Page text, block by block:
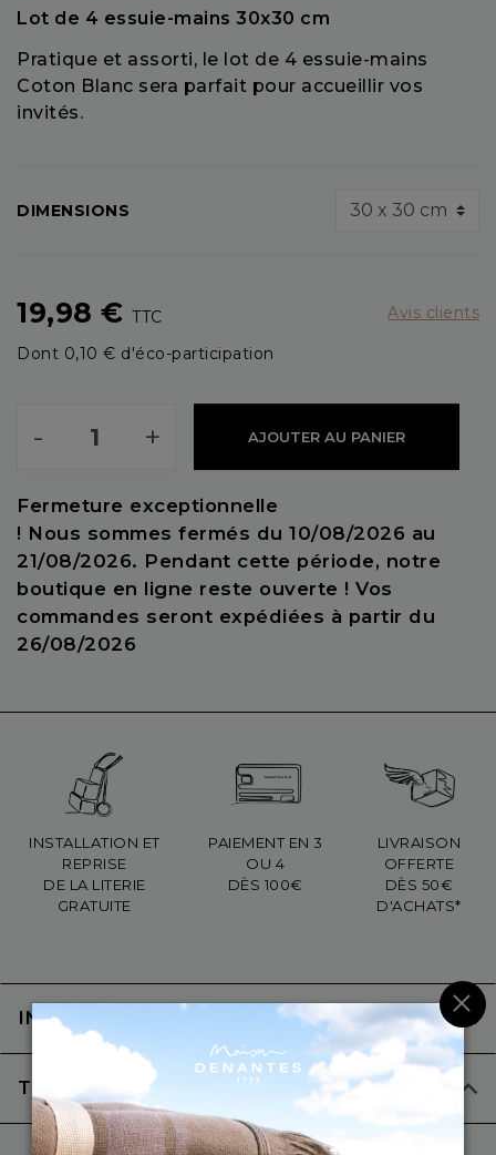
Lot de 4 essuie-mains 30x30 cm
Pratique et assorti, le lot de 4 essuie-mains
Coton Blanc sera parfait pour accueillir vos
invités.
DIMENSIONS
19,98 € TTC
Dont 0,10 € d'éco-participation
Avis clients
- + AJOUTER AU PANIER
Fermeture exceptionnelle
! Nous sommes fermés du 10/08/2026 au
21/08/2026. Pendant cette période, notre
boutique en ligne reste ouverte ! Vos
commandes seront expédiées à partir du
26/08/2026
INSTALLATION ET
REPRISE
DE LA LITERIE
GRATUITE
PAIEMENT EN 3
OU 4
DÈS 100€
LIVRAISON
OFFERTE
DÈS 50€
D'ACHATS*
INFORMATIONS DE LIVRAISON
TESTEZ NOS PRODUITS
×